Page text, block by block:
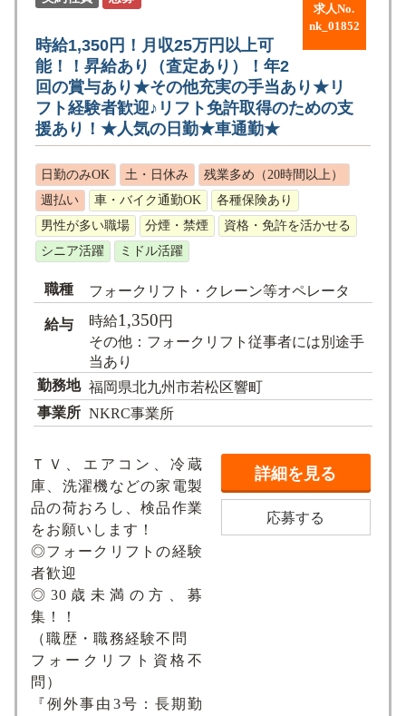
求人No.
nk_01852
時給1,350円！月収25万円以上可
能！！昇給あり（査定あり）！年2
回の賞与あり★その他充実の手当あり★リ
フト経験者歓迎♪リフト免許取得のための支
援あり！★人気の日勤★車通勤★
日勤のみOK 土・日休み
残業多め（20時間以上）
週払い
車・バイク通勤OK
各種保険あり
男性が多い職場
分煙・禁煙
資格・免許を活かせる
シニア活躍
ミドル活躍
職種 フォークリフト・クレーン等オペレータ
給与 時給1,350円
その他：フォークリフト従事者には別途手
当あり
勤務地 福岡県北九州市若松区響町
事業所 NKRC事業所
ＴＶ、エアコン、冷蔵
庫、洗濯機などの家電製
品の荷おろし、検品作業
をお願いします！
◎フォークリフトの経験
者歓迎
◎30歳未満の方、募
集！！
（職歴・職務経験不問
フォークリフト資格不
問）
『例外事由3号：長期勤
詳細を見る
応募する